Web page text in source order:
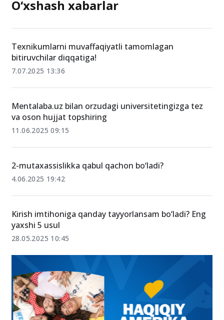
O‘xshash xabarlar
Texnikumlarni muvaffaqiyatli tamomlagan
bitiruvchilar diqqatiga!
7.07.2025 13:36
Mentalaba.uz bilan orzudagi universitetingizga tez
va oson hujjat topshiring
11.06.2025 09:15
2-mutaxassislikka qabul qachon bo‘ladi?
4.06.2025 19:42
Kirish imtihoniga qanday tayyorlansam bo‘ladi? Eng
yaxshi 5 usul
28.05.2025 10:45